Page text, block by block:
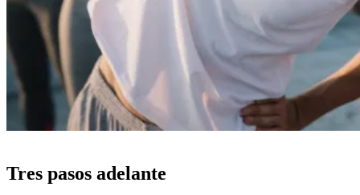
Tres pasos adelante